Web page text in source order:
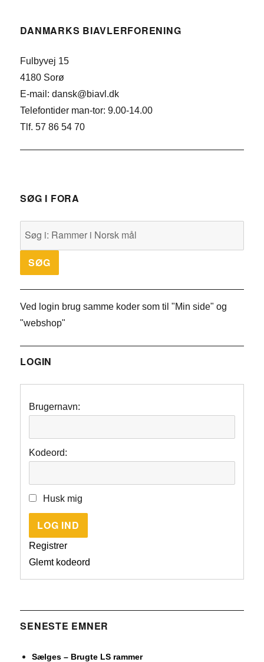
DANMARKS BIAVLERFORENING
Fulbyvej 15
4180 Sorø
E-mail: dansk@biavl.dk
Telefontider man-tor: 9.00-14.00
Tlf. 57 86 54 70
SØG I FORA
Ved login brug samme koder som til "Min side" og
"webshop"
LOGIN
Brugernavn:
Kodeord:
Husk mig
LOG IND
Registrer
Glemt kodeord
SENESTE EMNER
Sælges – Brugte LS rammer